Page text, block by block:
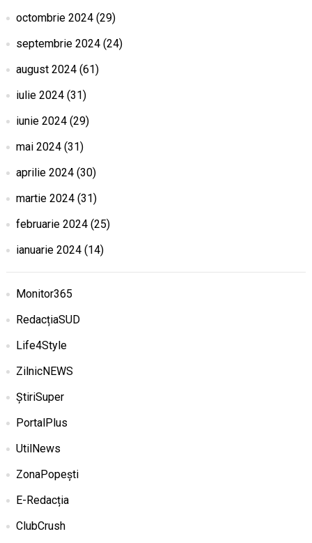
octombrie 2024(29)
septembrie 2024(24)
august 2024(61)
iulie 2024(31)
iunie 2024(29)
mai 2024(31)
aprilie 2024(30)
martie 2024(31)
februarie 2024(25)
ianuarie 2024(14)
Monitor365
RedacțiaSUD
Life4Style
ZilnicNEWS
ȘtiriSuper
PortalPlus
UtilNews
ZonaPopești
E-Redacția
ClubCrush